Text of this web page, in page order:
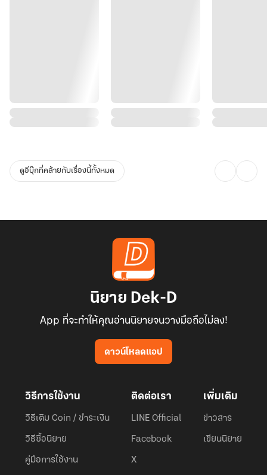
ดูอีบุ๊กที่คล้ายกับเรื่องนี้ทั้งหมด
นิยาย Dek-D
App ที่จะทำให้คุณอ่านนิยายจนวางมือถือไม่ลง!
ดาวน์โหลดแอป
วิธีการใช้งาน
วิธีเติม Coin / ชำระเงิน
วิธีซื้อนิยาย
คู่มือการใช้งาน
ติดต่อเรา
LINE Official
Facebook
X
เพิ่มเติม
ข่าวสาร
เขียนนิยาย